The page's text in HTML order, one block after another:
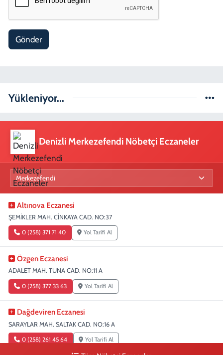
Gönder
Yükleniyor...
Denizli Merkezefendi Nöbetçi Eczaneler
Altınova Eczanesi
ŞEMİKLER MAH. CİNKAYA CAD. NO:37
0 (258) 371 71 40 Yol Tarifi Al
Özgen Eczanesi
ADALET MAH. TUNA CAD. NO:11 A
0 (258) 377 33 63 Yol Tarifi Al
Dağdeviren Eczanesi
SARAYLAR MAH. SALTAK CAD. NO:16 A
0 (258) 261 45 64 Yol Tarifi Al